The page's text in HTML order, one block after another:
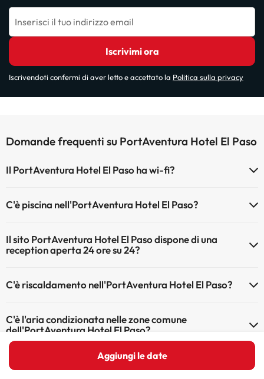
Aggiungi le date
Inserisci il tuo indirizzo email
Iscrivimi ora
Iscrivendoti confermi di aver letto e accettato la Politica sulla privacy
Domande frequenti su PortAventura Hotel El Paso
Il PortAventura Hotel El Paso ha wi-fi?
Il PortAventura Hotel El Paso dispone di Wi-Fi.
C'è piscina nell'PortAventura Hotel El Paso?
Qui potete trovare maggiori informazioni sulla piscina e sulle altri
installazioni.
Il sito PortAventura Hotel El Paso dispone di una
reception aperta 24 ore su 24?
C'è riscaldamento nell'PortAventura Hotel El Paso?
comuni
C'è l'aria condizionata nelle zone comune
dell'PortAventura Hotel El Paso?
Sì, PortAventura Hotel El Paso dispone di aria condizionata nelle
aree comuni.
C'è un ristorante nell'PortAventura Hotel El Paso?